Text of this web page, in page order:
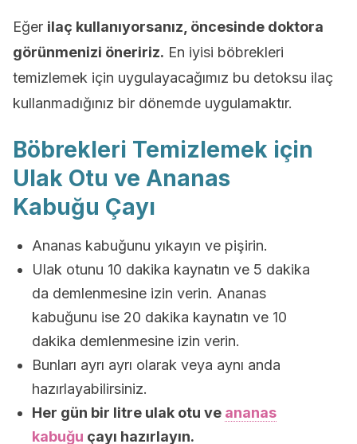
Eğer ilaç kullanıyorsanız, öncesinde doktora
görünmenizi öneririz. En iyisi böbrekleri
temizlemek için uygulayacağımız bu detoksu ilaç
kullanmadığınız bir dönemde uygulamaktır.
Böbrekleri Temizlemek için
Ulak Otu ve Ananas
Kabuğu Çayı
Ananas kabuğunu yıkayın ve pişirin.
Ulak otunu 10 dakika kaynatın ve 5 dakika
da demlenmesine izin verin. Ananas
kabuğunu ise 20 dakika kaynatın ve 10
dakika demlenmesine izin verin.
Bunları ayrı ayrı olarak veya aynı anda
hazırlayabilirsiniz.
Her gün bir litre ulak otu ve ananas
kabuğu çayı hazırlayın.